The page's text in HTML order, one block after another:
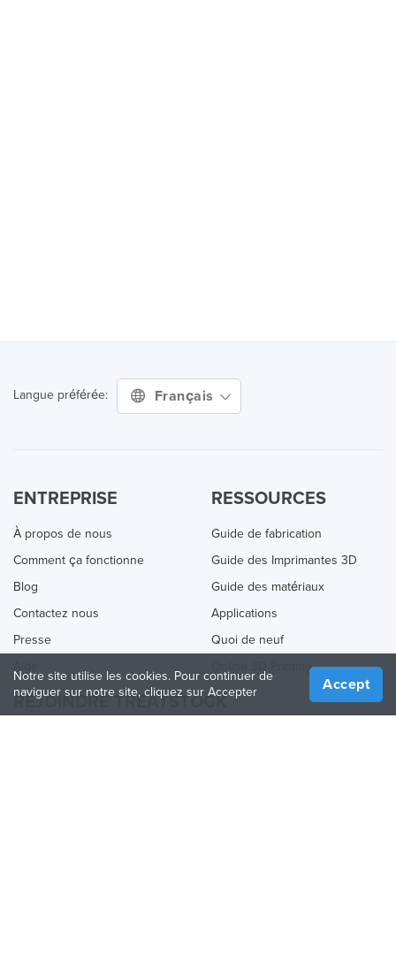
Langue préférée: Français
ENTREPRISE
À propos de nous
Comment ça fonctionne
Blog
Contactez nous
Presse
RESSOURCES
Guide de fabrication
Guide des Imprimantes 3D
Guide des matériaux
Applications
Quoi de neuf
Online 3D Printing
REJOINDRE TREATSTOCK
Notre site utilise les cookies. Pour continuer de
naviguer sur notre site, cliquez sur Accepter
Accept